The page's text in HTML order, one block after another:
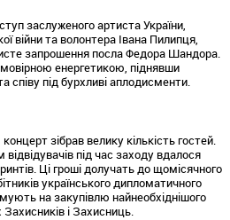
заслуженого артиста України,
війни та волонтера Івана Пилипця,
запрошення посла Федора Шандора.
енергетикою, піднявши
співу під бурхливі аплодисменти.
зібрав велику кількість гостей.
під час заходу вдалося
Ці гроші долучать до щомісячного
українського дипломатичного
на закупівлю найнеобхіднішого
і Захисниць.